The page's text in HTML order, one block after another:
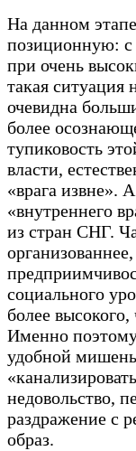
На данном
позиционную:
при очень
такая ситуация
очевидна
более
тупиковость
власти,
«врага извне».
«внутреннего
из стран СНГ.
социального
более
Именно
удобной
недовольство,
раздражение с
образ.